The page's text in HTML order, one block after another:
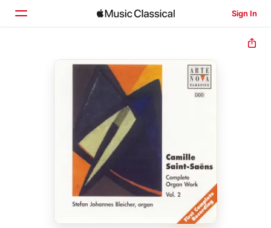
Sign In
Home